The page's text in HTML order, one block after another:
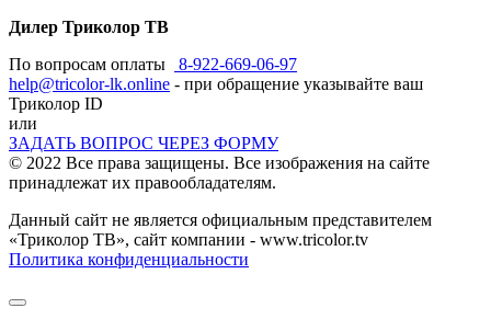
Дилер Триколор ТВ
По вопросам оплаты
8-922-669-06-97
help@tricolor-lk.online - при обращение указывайте ваш
Триколор ID
или
ЗАДАТЬ ВОПРОС ЧЕРЕЗ ФОРМУ
© 2022 Все права защищены. Все изображения на сайте
принадлежат их правообладателям.
Данный сайт не является официальным представителем
«Триколор ТВ», сайт компании - www.tricolor.tv
Политика конфиденциальности